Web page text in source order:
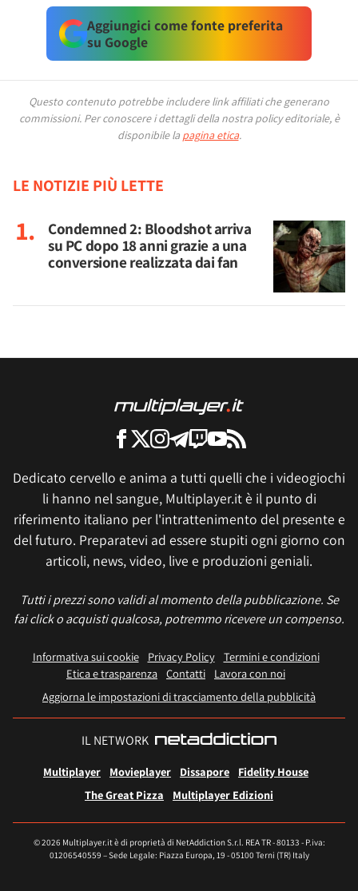
Aggiungici come fonte preferita
su Google
Questo contenuto potrebbe includere link affiliati che generano
commissioni. Per conoscere i dettagli della nostra policy editoriale, è
disponibile la pagina etica.
LE NOTIZIE PIÙ LETTE
Condemned 2: Bloodshot arriva
su PC dopo 18 anni grazie a una
conversione realizzata dai fan
Dedicato cervello e anima a tutti quelli che i videogiochi
li hanno nel sangue, Multiplayer.it è il punto di
riferimento italiano per l'intrattenimento del presente e
del futuro. Preparatevi ad essere stupiti ogni giorno con
articoli, news, video, live e produzioni geniali.
Tutti i prezzi sono validi al momento della pubblicazione. Se
fai click o acquisti qualcosa, potremmo ricevere un compenso.
Informativa sui cookie Privacy Policy
Termini e condizioni
Etica e trasparenza Contatti
Lavora con noi
Aggiorna le impostazioni di tracciamento della pubblicità
IL NETWORK
Multiplayer Movieplayer Dissapore
Fidelity House
The Great Pizza
Multiplayer Edizioni
© 2026 Multiplayer.it è di proprietà di NetAddiction S.r.l. REA TR - 80133 - P.iva:
01206540559 – Sede Legale: Piazza Europa, 19 - 05100 Terni (TR) Italy